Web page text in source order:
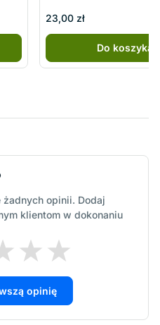
23,00 zł
Do koszyka
opinii. Dodaj
klientom w dokonaniu
opinię